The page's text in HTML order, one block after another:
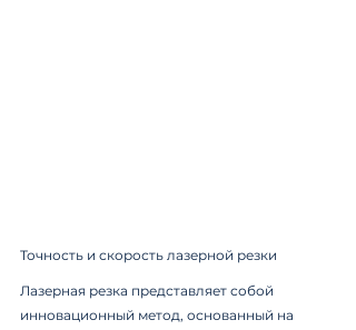
Точность и скорость лазерной резки
Лазерная резка представляет собой
инновационный метод, основанный на